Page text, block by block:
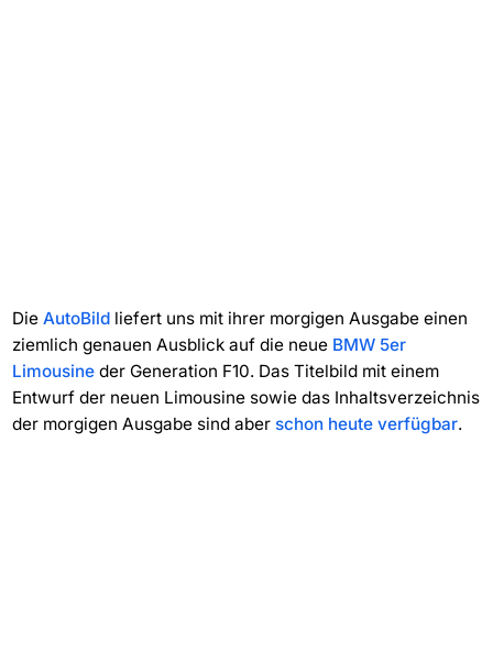
Die AutoBildliefert uns mit ihrer morgigen Ausgabe einen
ziemlich genauen Ausblick auf die neue BMW 5er
Limousineder Generation F10. Das Titelbild mit einem
Entwurf der neuen Limousine sowie das Inhaltsverzeichnis
der morgigen Ausgabe sind aber schon heute verfügbar.